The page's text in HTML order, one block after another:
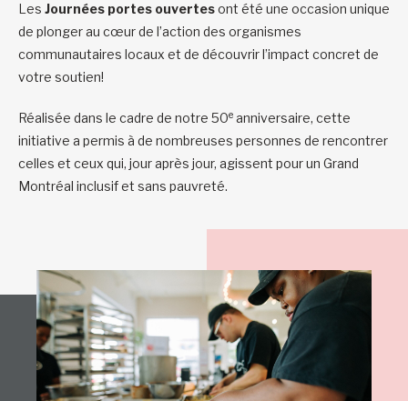
Les Journées portes ouvertesont été une occasion unique
de plonger au cœur de l’action des organismes
communautaires locaux et de découvrir l’impact concret de
votre soutien!
Réalisée dans le cadre de notre 50e anniversaire, cette
initiative a permis à de nombreuses personnes de rencontrer
celles et ceux qui, jour après jour, agissent pour un Grand
Montréal inclusif et sans pauvreté.